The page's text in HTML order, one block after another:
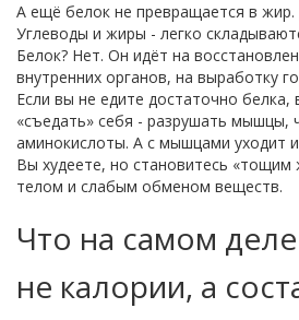
А ещё белок не превращается в
Углеводы и жиры - легко
Белок? Нет. Он идёт на
внутренних органов, на выработку
Если вы не едите достаточно белка,
«съедать» себя - разрушать мышцы,
аминокислоты. А с мышцами уходит
Вы худеете, но становитесь «тощим
телом и слабым обменом веществ.
Что на самом
не калории, а